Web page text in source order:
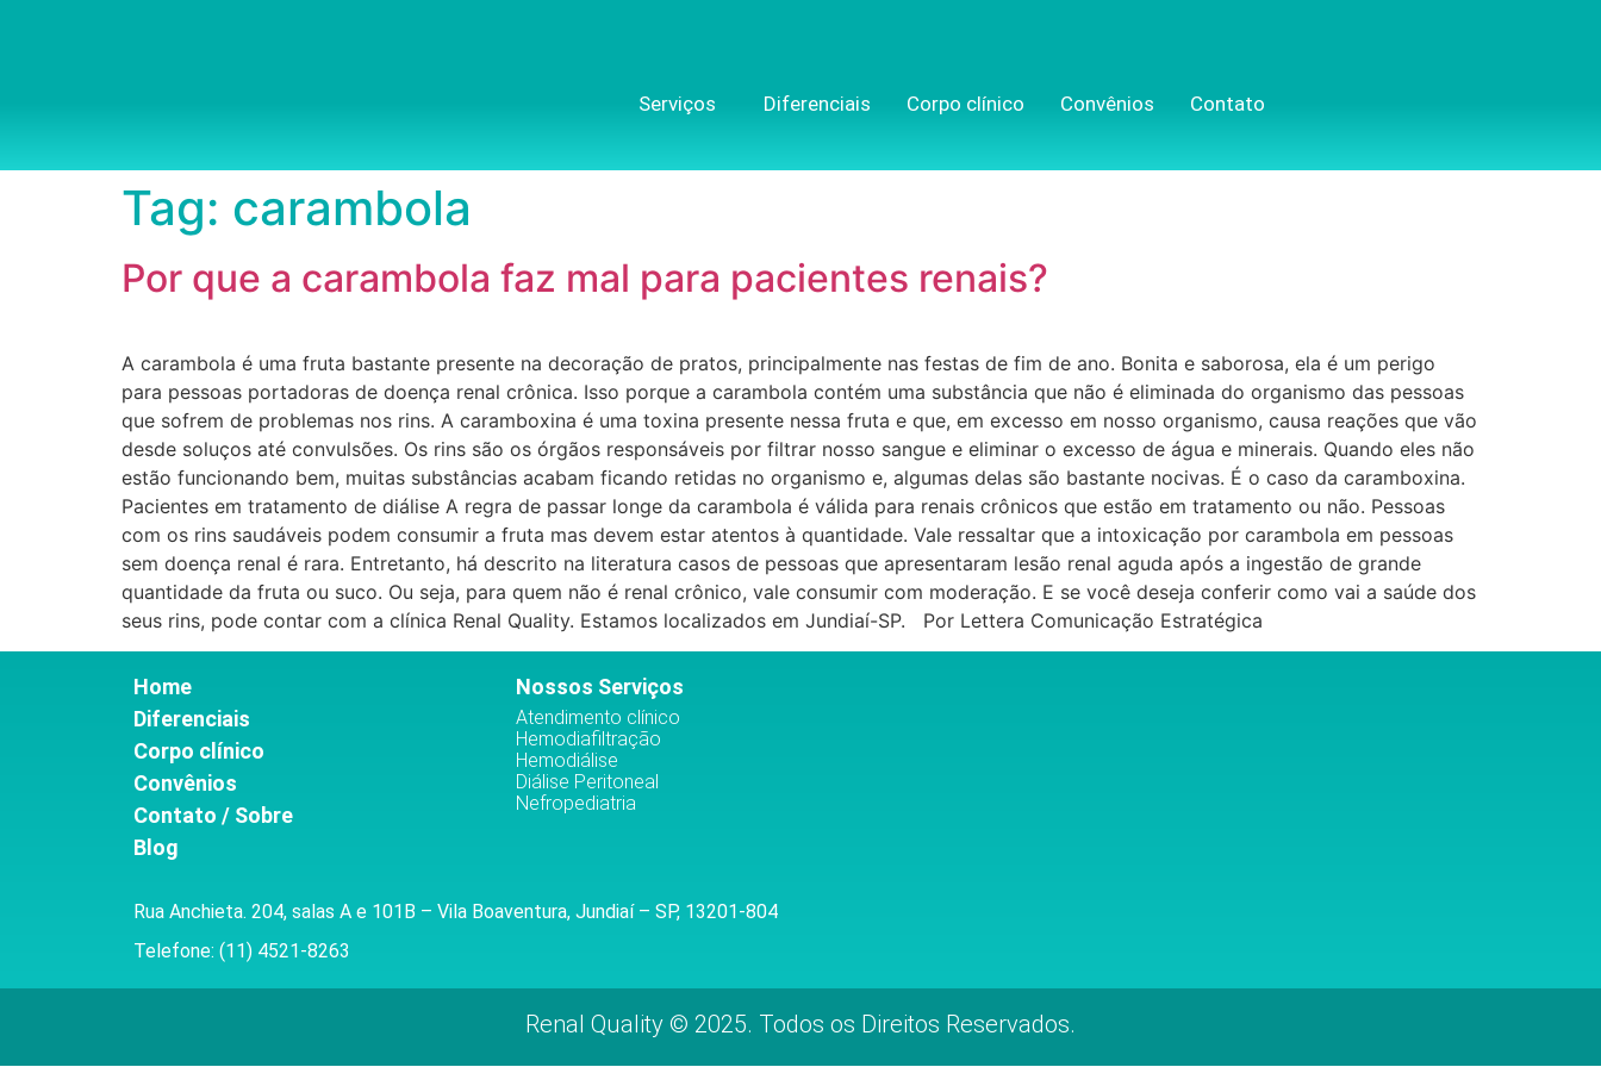
Serviços Diferenciais Corpo clínico Convênios Contato
Tag: carambola
Por que a carambola faz mal para pacientes renais?
A carambola é uma fruta bastante presente na decoração de pratos, principalmente nas festas de fim de ano. Bonita e saborosa, ela é um perigo
para pessoas portadoras de doença renal crônica. Isso porque a carambola contém uma substância que não é eliminada do organismo das pessoas
que sofrem de problemas nos rins. A caramboxina é uma toxina presente nessa fruta e que, em excesso em nosso organismo, causa reações que vão
desde soluços até convulsões. Os rins são os órgãos responsáveis por filtrar nosso sangue e eliminar o excesso de água e minerais. Quando eles não
estão funcionando bem, muitas substâncias acabam ficando retidas no organismo e, algumas delas são bastante nocivas. É o caso da caramboxina.
Pacientes em tratamento de diálise A regra de passar longe da carambola é válida para renais crônicos que estão em tratamento ou não. Pessoas
com os rins saudáveis podem consumir a fruta mas devem estar atentos à quantidade. Vale ressaltar que a intoxicação por carambola em pessoas
sem doença renal é rara. Entretanto, há descrito na literatura casos de pessoas que apresentaram lesão renal aguda após a ingestão de grande
quantidade da fruta ou suco. Ou seja, para quem não é renal crônico, vale consumir com moderação. E se você deseja conferir como vai a saúde dos
seus rins, pode contar com a clínica Renal Quality. Estamos localizados em Jundiaí-SP. Por Lettera Comunicação Estratégica
Home
Diferenciais
Corpo clínico
Convênios
Contato / Sobre
Blog
Nossos Serviços
Atendimento clínico
Hemodiafiltração
Hemodiálise
Diálise Peritoneal
Nefropediatria
Rua Anchieta. 204, salas A e 101B – Vila Boaventura, Jundiaí – SP, 13201-804
Telefone: (11) 4521-8263
Renal Quality © 2025. Todos os Direitos Reservados.